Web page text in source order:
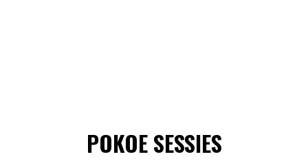
POKOE SESSIES